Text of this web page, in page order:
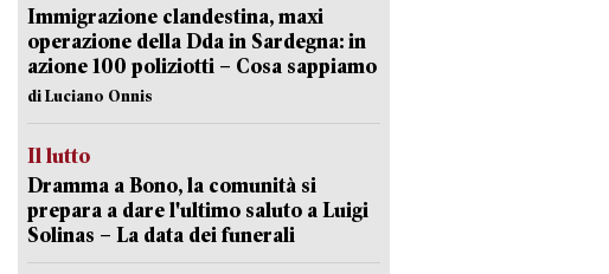
Immigrazione clandestina, maxi
operazione della Dda in Sardegna: in
azione 100 poliziotti – Cosa sappiamo
di Luciano Onnis
Il lutto
Dramma a Bono, la comunità si
prepara a dare l'ultimo saluto a Luigi
Solinas – La data dei funerali